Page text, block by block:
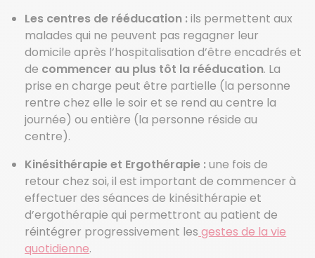
Les centres de rééducation :ils permettent aux
malades qui ne peuvent pas regagner leur
domicile après l’hospitalisation d’être encadrés et
de commencer au plus tôt la rééducation. La
prise en charge peut être partielle (la personne
rentre chez elle le soir et se rend au centre la
journée) ou entière (la personne réside au
centre).
Kinésithérapie et Ergothérapie :une fois de
retour chez soi, il est important de commencer à
effectuer des séances de kinésithérapie et
d’ergothérapie qui permettront au patient de
réintégrer progressivement les gestes de la vie
quotidienne.